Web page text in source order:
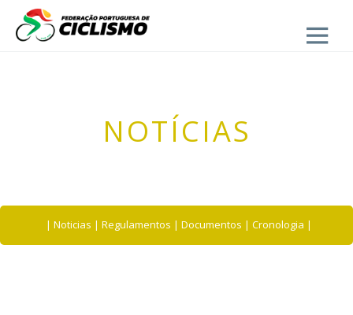
Close
- UVP-FPC
NOTÍCIAS
| Noticias | Regulamentos | Documentos | Cronologia |